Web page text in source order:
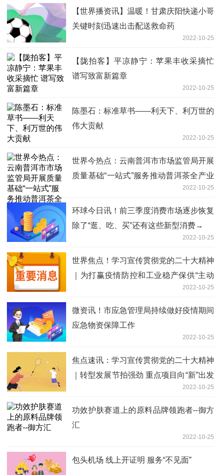
【世界播资讯】温暖！甘肃庆阳快递小哥
关键时刻迅速出击配送救命药
2022-10-25
【陇拍客】平凉静宁：苹果丰收采摘忙
谱写致富新篇章
2022-10-25
陈墨石：标准草书——利天下、利万世的
伟大贡献
2022-10-25
世界今热点：云南普洱市市场监管局开展
质量基础“一站式”服务推动普洱茶全产业
2022-10-25
环球今日讯！前三季度消费市场逐步恢复
除了“逛、吃、买”还有这些新型消费→
2022-10-25
世界焦点！学习宣传贯彻党的二十大精神
｜为打赢疫情防控和工业稳产保供“主动
仗”提供坚实保障 ——访九原区委常委、
政府副区长齐骥
2022-10-25
微资讯！市应急管理局持续做好疫情期间
应急物资保障工作
2022-10-25
焦点速讯：学习宣传贯彻党的二十大精神
｜转型发展节拍强劲 重点项目向“新”出发
——访青山区委常委、副区长、包头装备
制造产业园区党工委书记李海亮
2022-10-25
功效护肤赛道上的原料品牌领跑者--御方
汇
2022-10-25
包头机场 线上开证明 服务“不见面”